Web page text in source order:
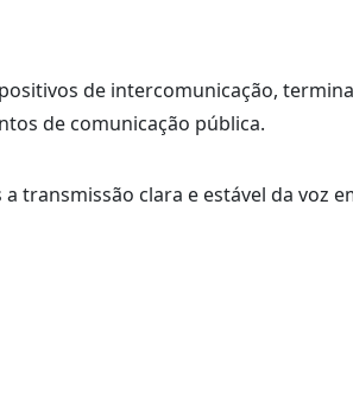
de intercomunicação,
de comunicação pública.
transmissão clara e estável da voz